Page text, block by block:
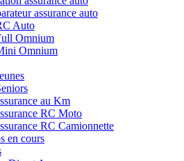
assurance auto
Auto
Omnium
Omnium
au Km
RC Moto
RC Camionnette
en cours